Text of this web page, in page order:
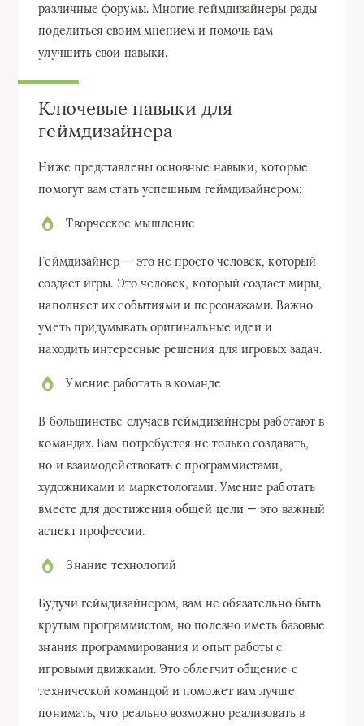
различные форумы. Многие геймдизайнеры рады
поделиться своим мнением и помочь вам
улучшить свои навыки.
Ключевые навыки для
геймдизайнера
Ниже представлены основные навыки, которые
помогут вам стать успешным геймдизайнером:
Творческое мышление
Геймдизайнер — это не просто человек, который
создает игры. Это человек, который создает миры,
наполняет их событиями и персонажами. Важно
уметь придумывать оригинальные идеи и
находить интересные решения для игровых задач.
Умение работать в команде
В большинстве случаев геймдизайнеры работают в
командах. Вам потребуется не только создавать,
но и взаимодействовать с программистами,
художниками и маркетологами. Умение работать
вместе для достижения общей цели — это важный
аспект профессии.
Знание технологий
Будучи геймдизайнером, вам не обязательно быть
крутым программистом, но полезно иметь базовые
знания программирования и опыт работы с
игровыми движками. Это облегчит общение с
технической командой и поможет вам лучше
понимать, что реально возможно реализовать в